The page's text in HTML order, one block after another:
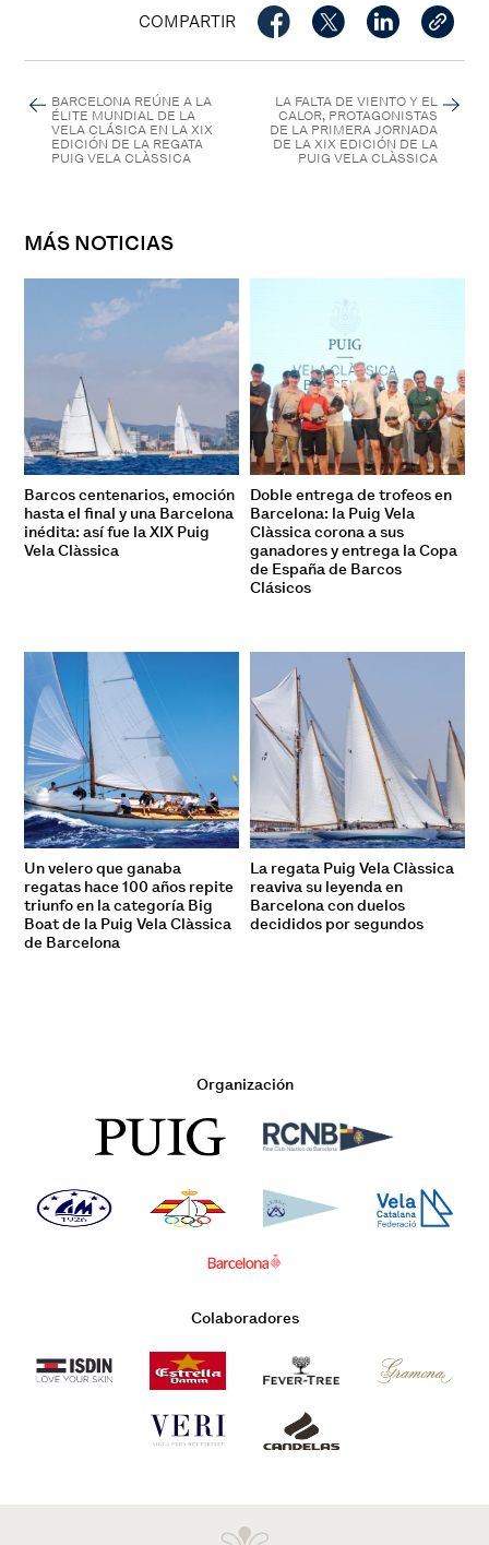
COMPARTIR
BARCELONA REÚNE A LA
ÉLITE MUNDIAL DE LA
VELA CLÁSICA EN LA XIX
EDICIÓN DE LA REGATA
PUIG VELA CLÀSSICA
LA FALTA DE VIENTO Y EL
CALOR, PROTAGONISTAS
DE LA PRIMERA JORNADA
DE LA XIX EDICIÓN DE LA
PUIG VELA CLÀSSICA
MÁS NOTICIAS
Barcos centenarios, emoción
hasta el final y una Barcelona
inédita: así fue la XIX Puig
Vela Clàssica
Doble entrega de trofeos en
Barcelona: la Puig Vela
Clàssica corona a sus
ganadores y entrega la Copa
de España de Barcos
Clásicos
Un velero que ganaba
regatas hace 100 años repite
triunfo en la categoría Big
Boat de la Puig Vela Clàssica
de Barcelona
La regata Puig Vela Clàssica
reaviva su leyenda en
Barcelona con duelos
decididos por segundos
Organización
Colaboradores